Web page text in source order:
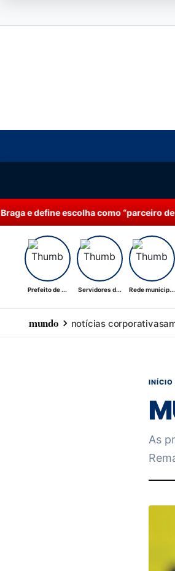
como “parceiro de Manaus” 13:42 |
Prefeito de ... Servidores d... Rede municip...
mundo notícias corporativas
INÍCIO
As